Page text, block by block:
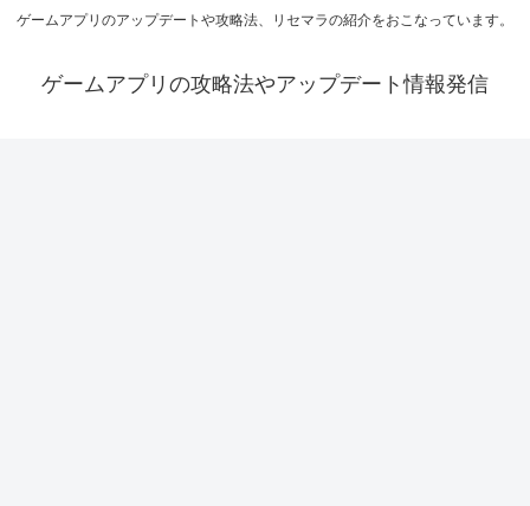
ゲームアプリのアップデートや攻略法、リセマラの紹介をおこなっています。
ゲームアプリの攻略法やアップデート情報発信